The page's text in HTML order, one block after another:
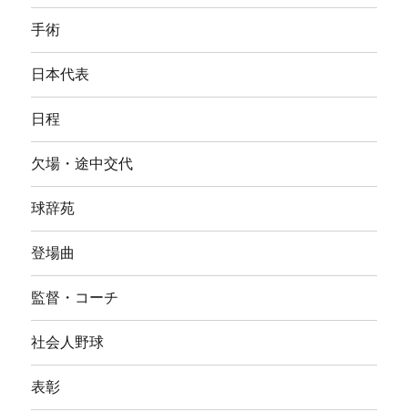
手術
日本代表
日程
欠場・途中交代
球辞苑
登場曲
監督・コーチ
社会人野球
表彰